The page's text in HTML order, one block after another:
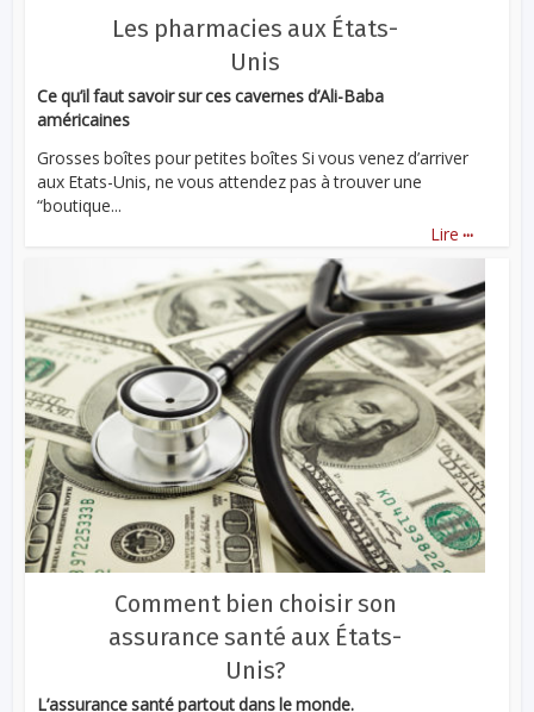
Les pharmacies aux États-
Unis
Ce qu’il faut savoir sur ces cavernes d’Ali-Baba
américaines
Grosses boîtes pour petites boîtes Si vous venez d’arriver
aux Etats-Unis, ne vous attendez pas à trouver une
“boutique...
Lire ...
Comment bien choisir son
assurance santé aux États-
Unis?
L’assurance santé partout dans le monde.